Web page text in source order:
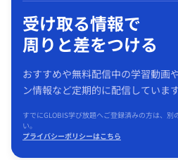
受け取る情報で
周りと差をつける
おすすめや無料配信中の学習動画
ン情報など定期的に配信しています
すでにGLOBIS学び放題へご登録済みの方は、
い。
プライバシーポリシーはこちら